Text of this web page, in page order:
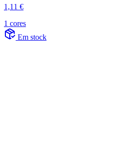
1,11 €
1 cores
Em stock